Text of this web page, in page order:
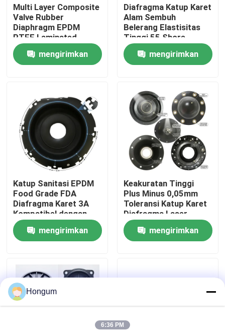
Rumah
Tentang Kami
Tur Pabrik
Kontrol Kualitas
Berita
Kasus-kasus
Minta Kutipan
Segel Diafragma Karet
Diafragma Karet Katup
Multi Layer Composite
Valve Rubber
Diaphragm EPDM
PTFE Laminated
Chemical Barrier
Kekerasan Ganda
mengirimkan
Diafragma Katup Karet
Alam Sembuh
Belerang Elastisitas
Tinggi 55 Shore
Aktuator Pneumatik
OEM
mengirimkan
Katup Sanitasi EPDM
Food Grade FDA
Diafragma Karet 3A
Kompatibel dengan
Uap Bersih CIP SIP
Susu
mengirimkan
Keakuratan Tinggi
Plus Minus 0,05mm
Toleransi Katup Karet
Diafragma Laser
Diukur Injeksi Cetakan
mengirimkan
Hongum
6:36 PM